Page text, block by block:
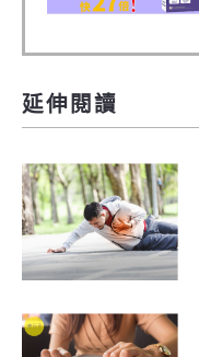
延伸閱讀